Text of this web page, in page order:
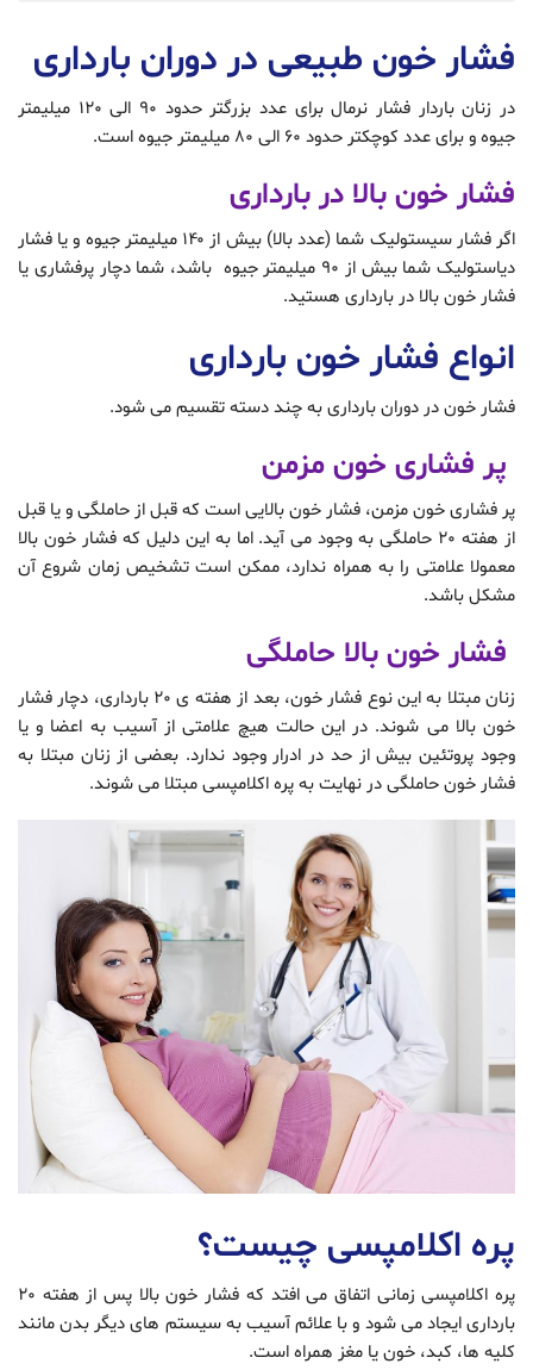
فشار خون طبیعی در دوران بارداری
در زنان باردار فشار نرمال برای عدد بزرگتر حدود 90 الی 120 میلیمتر
جیوه و برای عدد کوچکتر حدود 60 الی 80 میلیمتر جیوه است.
فشار خون بالا در بارداری
اگر فشار سیستولیک شما (عدد بالا) بیش از ۱۴۰ میلیمتر جیوه و یا فشار
دیاستولیک شما بیش از ۹۰ میلیمتر جیوه باشد، شما دچار پرفشاری یا
فشار خون بالا در بارداری هستید.
انواع فشار خون بارداری
فشار خون در دوران بارداری به چند دسته تقسیم می شود.
پر فشاری خون مزمن
پر فشاری خون مزمن، فشار خون بالایی است که قبل از حاملگی و یا قبل
از هفته ٢٠ حاملگی به وجود می آید. اما به این دلیل که فشار خون بالا
معمولا علامتی را به همراه ندارد، ممکن است تشخیص زمان شروع آن
مشکل باشد.
فشار خون بالا حاملگی
زنان مبتلا به این نوع فشار خون، بعد از هفته ی ٢٠ بارداری، دچار فشار
خون بالا می شوند. در این حالت هیچ علامتی از آسیب به اعضا و یا
وجود پروتئین بیش از حد در ادرار وجود ندارد. بعضی از زنان مبتلا به
فشار خون حاملگی در نهایت به پره اکلامپسی مبتلا می شوند.
پره اکلامپسی چیست؟
پره اکلامپسی زمانی اتفاق می افتد که فشار خون بالا پس از هفته ٢٠
بارداری ایجاد می شود و با علائم آسیب به سیستم های دیگر بدن مانند
کلیه ها، کبد، خون یا مغز همراه است.